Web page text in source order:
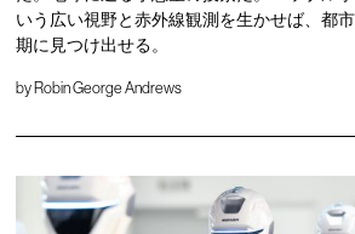
いう広い視野と赤外線観測を生かせば、都
期に見つけ出せる。
byRobin George Andrews